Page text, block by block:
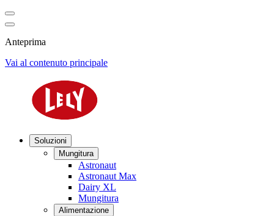
Anteprima
Vai al contenuto principale
Soluzioni
Mungitura
Astronaut
Astronaut Max
Dairy XL
Mungitura
Alimentazione